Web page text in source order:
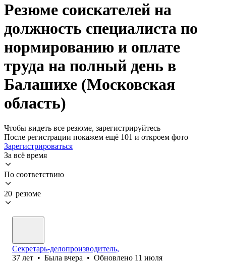
Резюме соискателей на
должность специалиста по
нормированию и оплате
труда на полный день в
Балашихе (Московская
область)
Чтобы видеть все резюме, зарегистрируйтесь
После регистрации покажем ещё 101 и откроем фото
Зарегистрироваться
За всё время
По соответствию
20 резюме
Секретарь-делопроизводитель,
37 лет • Была вчера • Обновлено 11 июля